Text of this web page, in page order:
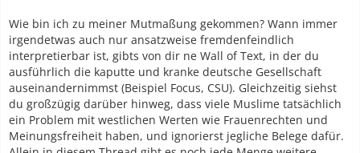
Wie bin ich zu meiner Mutmaßung gekommen? Wann immer
irgendetwas auch nur ansatzweise fremdenfeindlich
interpretierbar ist, gibts von dir ne Wall of Text, in der du
ausführlich die kaputte und kranke deutsche Gesellschaft
auseinandernimmst (Beispiel Focus, CSU). Gleichzeitig siehst
du großzügig darüber hinweg, dass viele Muslime tatsächlich
ein Problem mit westlichen Werten wie Frauenrechten und
Meinungsfreiheit haben, und ignorierst jegliche Belege dafür.